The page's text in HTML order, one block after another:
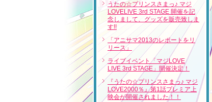
うたの☆プリンスさまっ♪ マジ
LOVELIVE 3rd STAGE 開催を記
念しまして、グッズを販売致しま
す!!
「アニサマ2013のレポートをリ
リース」
ライブイベント「マジLOVE
LIVE 3rd STAGE」開催決定！
『うたの☆プリンスさまっ♪ マジ
LOVE2000％』第1話プレミア上
映会が開催されました！！